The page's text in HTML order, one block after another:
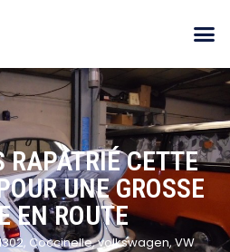
RAPATRIÉ CETTE
UNE GROSSE
EN ROUTE
, Coccinelle,volkswagen,VW